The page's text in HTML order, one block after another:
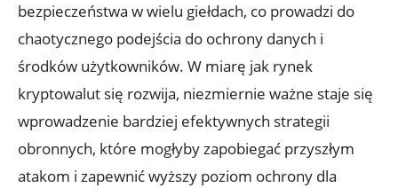
bezpieczeństwa ​w wielu giełdach, co prowadzi do
chaotycznego podejścia ​do ochrony danych i
środków‌ użytkowników. ⁤W miarę jak ‌rynek
kryptowalut się rozwija, niezmiernie ‌ważne staje się⁤
wprowadzenie‌ bardziej efektywnych​ strategii
obronnych, które mogłyby⁤ zapobiegać przyszłym
atakom i zapewnić wyższy poziom ​ochrony dla‍